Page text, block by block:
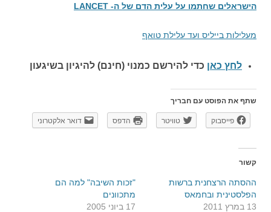
הישראלים שחתמו על עלית הדם של ה- LANCET
מעלילות בייליס ועד עלילת טואף
לחץ כאן כדי להירשם כמנוי (חינם) להיגיון בשיגעון
שתף את הפוסט עם חבריך
פייסבוק טוויטר הדפס דואר אלקטרוני
קשור
ההסתה הרצחנית ברשות
הפלסטינית ובחמאס
13 במרץ 2011
"זכות השיבה" למה הם
מתכוונים
17 ביוני 2005